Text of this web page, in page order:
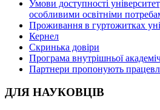
Умови доступності
особливими освітніми
Проживання в гуртожитках
Кернел
Скринька довіри
Програма внутрішньої
Партнери пропонують
ДЛЯ НАУКОВЦІВ